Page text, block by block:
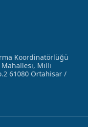
Koordinatörlüğü
Mahallesi, Milli
61080 Ortahisar /